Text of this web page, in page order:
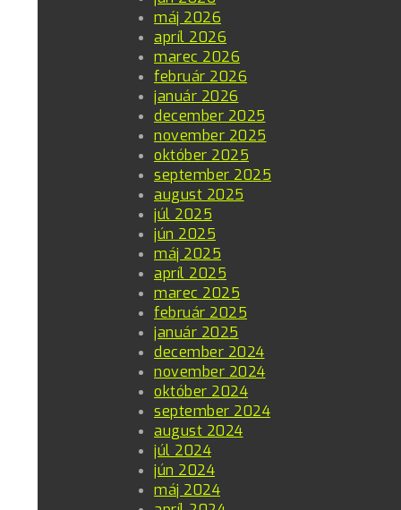
máj 2026
apríl 2026
marec 2026
február 2026
január 2026
december 2025
november 2025
október 2025
september 2025
august 2025
júl 2025
jún 2025
máj 2025
apríl 2025
marec 2025
február 2025
január 2025
december 2024
november 2024
október 2024
september 2024
august 2024
júl 2024
jún 2024
máj 2024